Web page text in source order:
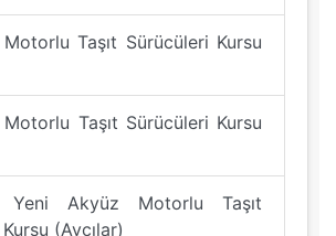
Taşıt Sürücüleri Kursu
Taşıt Sürücüleri Kursu
Akyüz Motorlu Taşıt
(Avcılar)